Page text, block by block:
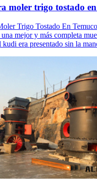
moler trigo tostado
Trigo Tostado En
mejor y más completa
kudi era presentado sin la